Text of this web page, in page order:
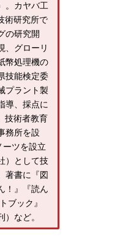
。カヤバ工
術研究所で
の研究開
、グローリ
幣処理機の
技能検定委
プラント製
導、採点に
技術者教育
務所を設
ーツを設立
）として技
著書に『図
！』『読ん
ブック』
）など。